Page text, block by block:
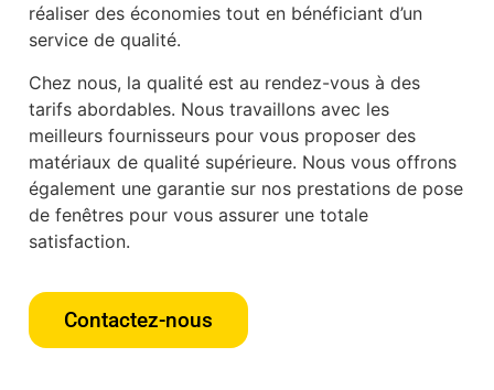
réaliser des économies tout en bénéficiant d’un
service de qualité.
Chez nous, la qualité est au rendez-vous à des
tarifs abordables. Nous travaillons avec les
meilleurs fournisseurs pour vous proposer des
matériaux de qualité supérieure. Nous vous offrons
également une garantie sur nos prestations de pose
de fenêtres pour vous assurer une totale
satisfaction.
Contactez-nous